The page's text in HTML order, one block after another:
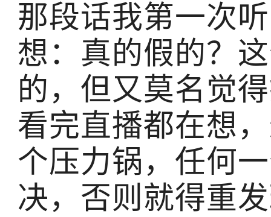
那段话我第一次
想：真的假的？
的，但又莫名觉
看完直播都在想
个压力锅，任何
决，否则就得重